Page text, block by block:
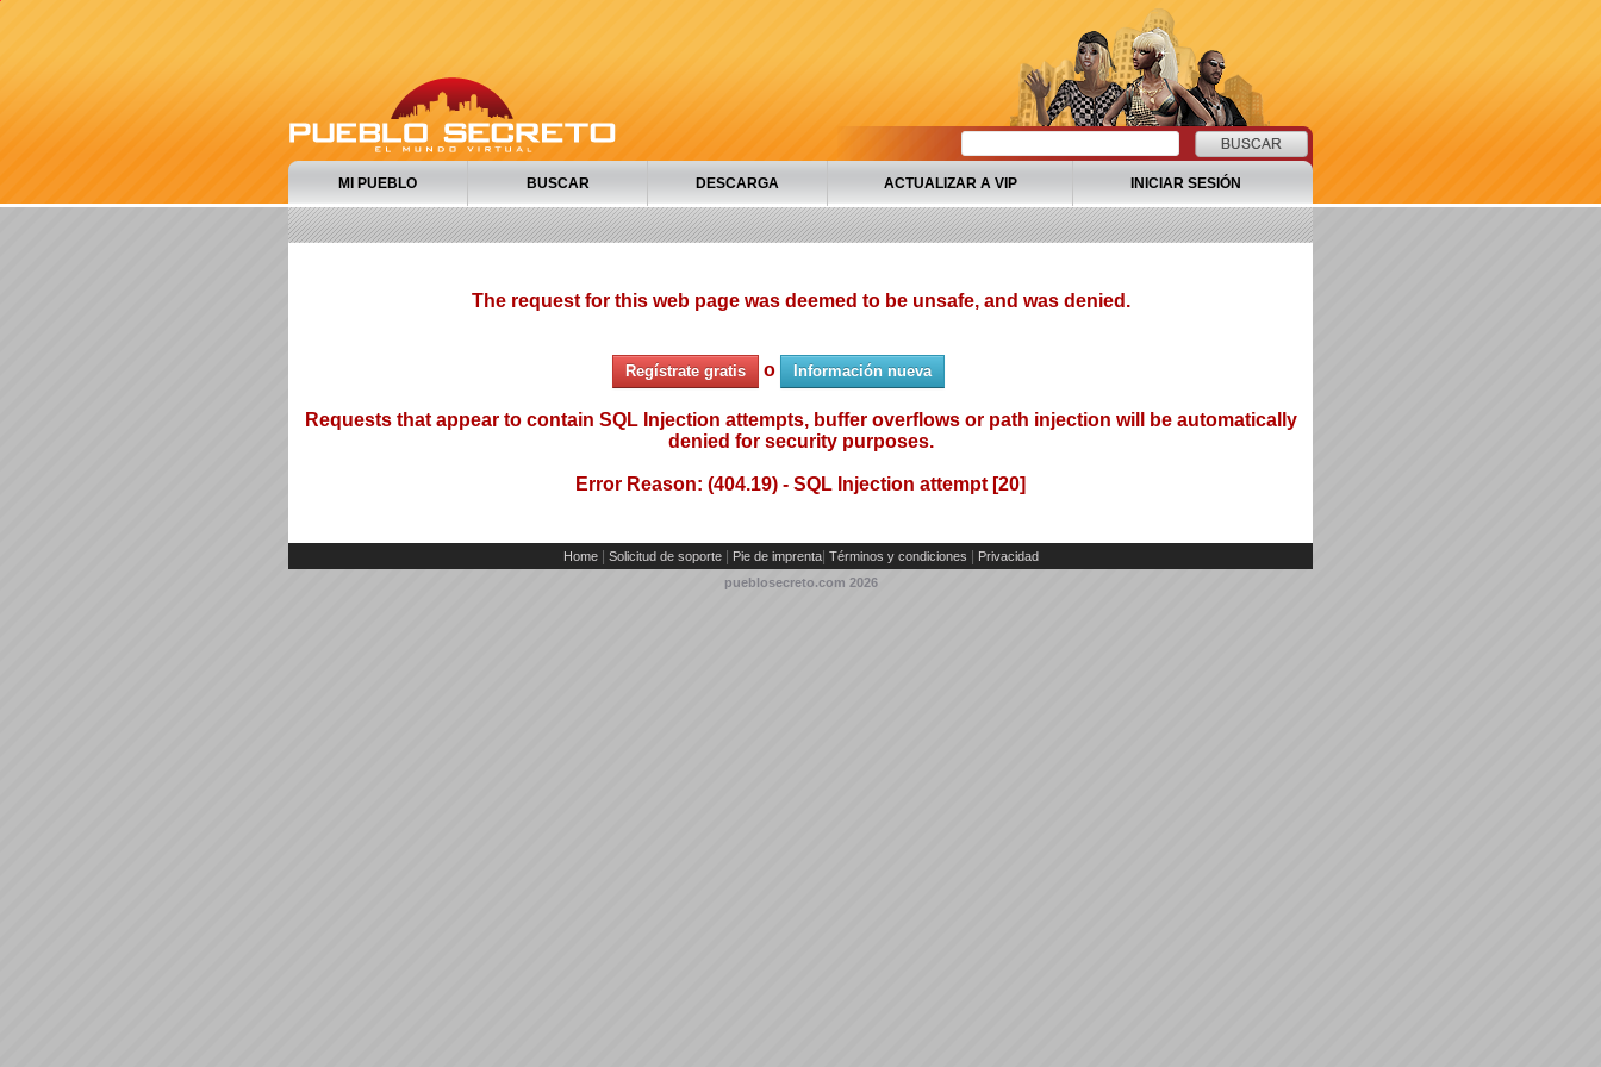
MI PUEBLO BUSCAR DESCARGA ACTUALIZAR A VIP INICIAR SESIÓN
The request for this web page was deemed to be unsafe, and was denied.
Regístrate gratis o Información nueva
Requests that appear to contain SQL Injection attempts, buffer overflows or path injection will be automatically
denied for security purposes.
Error Reason: (404.19) - SQL Injection attempt [20]
Home Solicitud de soporte Pie de imprenta| Términos y condiciones
Privacidad
pueblosecreto.com 2026